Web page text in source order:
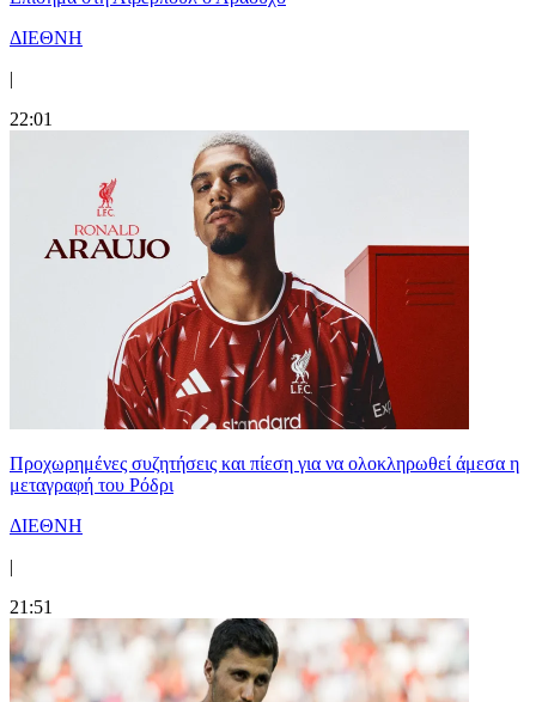
ΔΙΕΘΝΗ
|
22:01
Προχωρημένες συζητήσεις και πίεση για να ολοκληρωθεί άμεσα η
μεταγραφή του Ρόδρι
ΔΙΕΘΝΗ
|
21:51